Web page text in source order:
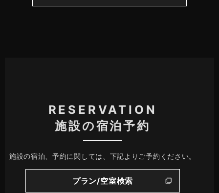
RESERVATION
施設の宿泊予約
施設の宿泊、予約に関しては、下記よりご予約ください。
プラン/空室検索